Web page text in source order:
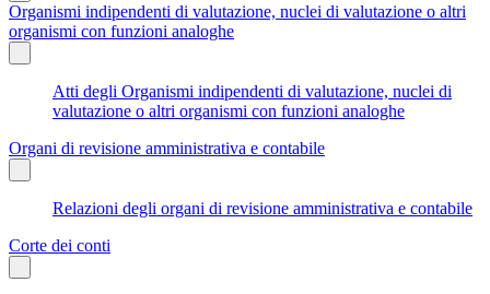
Organismi indipendenti di valutazione, nuclei di valutazione o altri
organismi con funzioni analoghe
Atti degli Organismi indipendenti di valutazione, nuclei di
valutazione o altri organismi con funzioni analoghe
Organi di revisione amministrativa e contabile
Relazioni degli organi di revisione amministrativa e contabile
Corte dei conti